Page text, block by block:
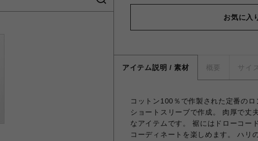
お気に入
アイテム説明 / 素材 概要 サイ
コットン100％で作製された定番の
ショートスリーブで作成。 肉厚で丈
なアイテムです。 裾にはドローコー
コーディネートを楽しめます。 ハリ